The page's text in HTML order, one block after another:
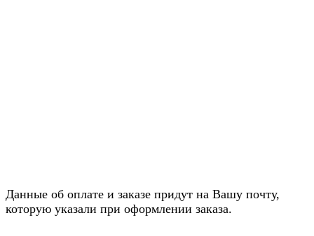
Данные об оплате и заказе придут на Вашу почту,
которую указали при оформлении заказа.